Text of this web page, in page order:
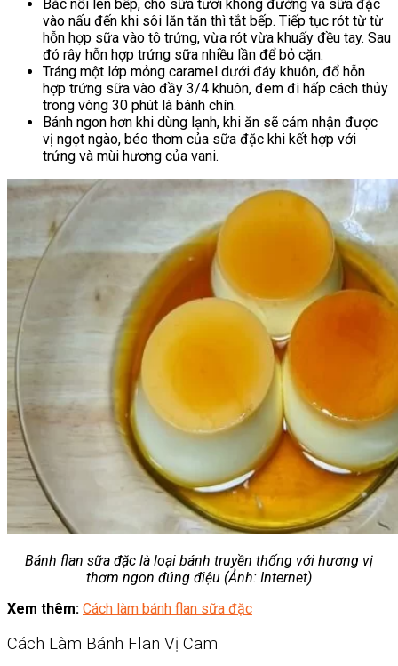
Bắc nồi lên bếp, cho sữa tươi không đường và sữa đặc
vào nấu đến khi sôi lăn tăn thì tắt bếp. Tiếp tục rót từ từ
hỗn hợp sữa vào tô trứng, vừa rót vừa khuấy đều tay. Sau
đó rây hỗn hợp trứng sữa nhiều lần để bỏ cặn.
Tráng một lớp mỏng caramel dưới đáy khuôn, đổ hỗn
hợp trứng sữa vào đầy 3/4 khuôn, đem đi hấp cách thủy
trong vòng 30 phút là bánh chín.
Bánh ngon hơn khi dùng lạnh, khi ăn sẽ cảm nhận được
vị ngọt ngào, béo thơm của sữa đặc khi kết hợp với
trứng và mùi hương của vani.
Bánh flan sữa đặc là loại bánh truyền thống với hương vị
thơm ngon đúng điệu (Ảnh: Internet)
Xem thêm: Cách làm bánh flan sữa đặc
Cách Làm Bánh Flan Vị Cam